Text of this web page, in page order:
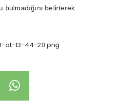
bulmadığını belirterek